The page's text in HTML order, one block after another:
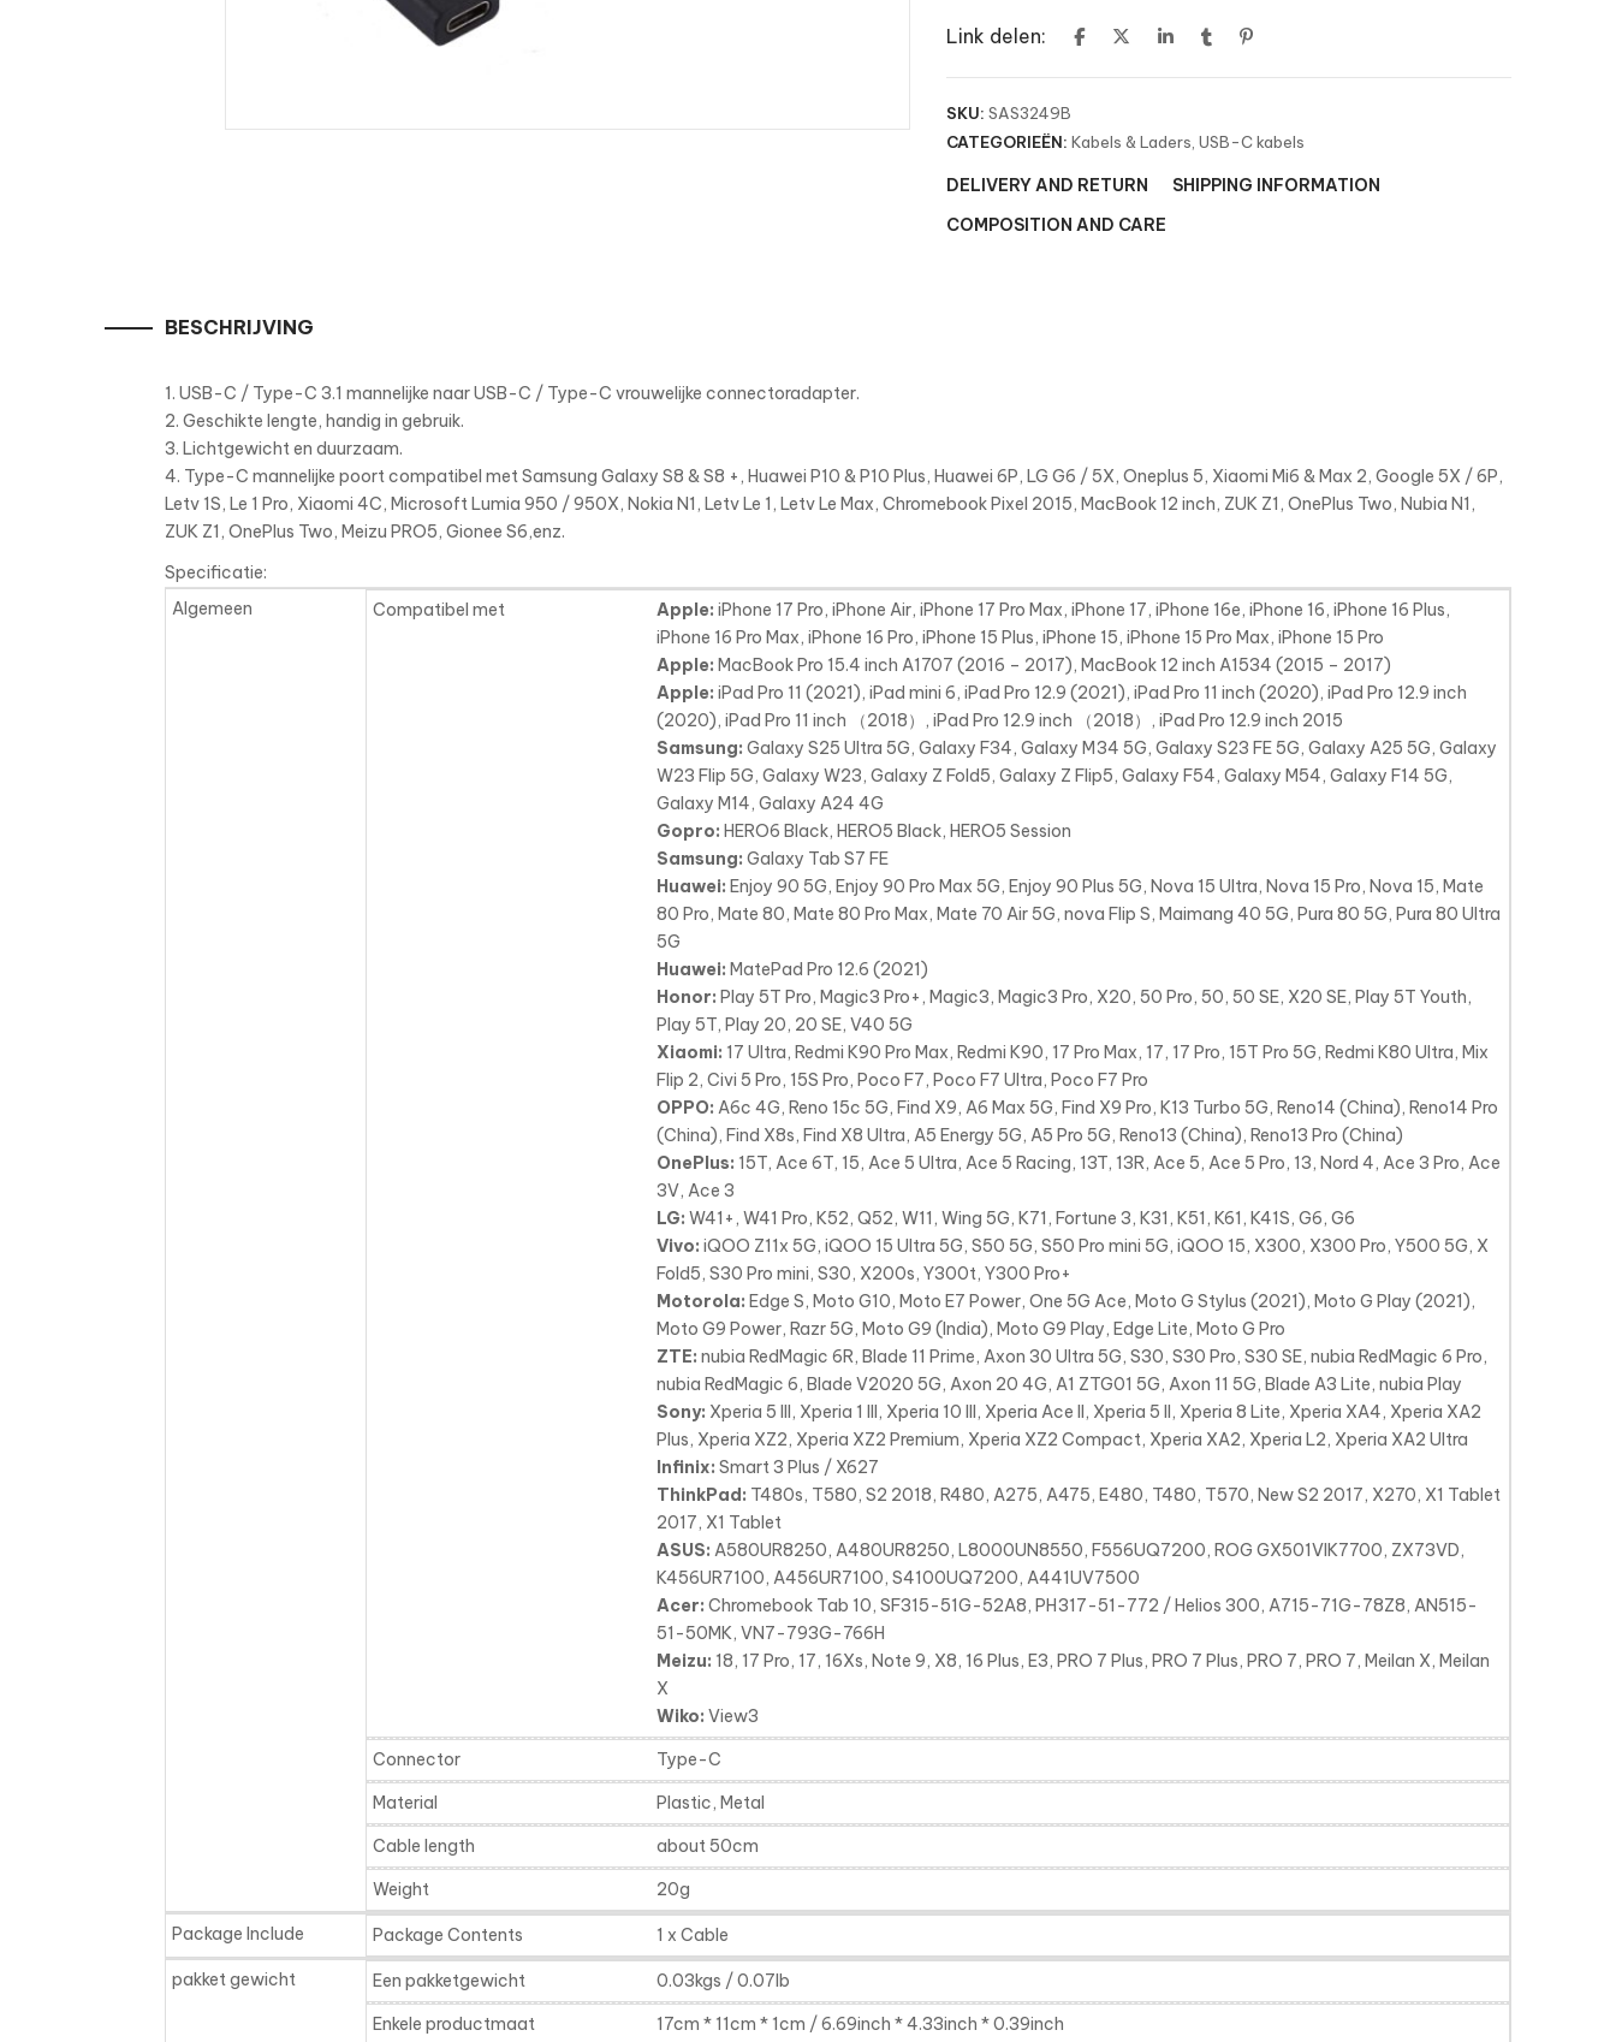
Link delen:
SKU: SAS3249B
CATEGORIEËN: Kabels & Laders USB-C kabels
DELIVERY AND RETURN
SHIPPING INFORMATION
COMPOSITION AND CARE
BESCHRIJVING
1. USB-C / Type-C 3.1 mannelijke naar USB-C / Type-C vrouwelijke connectoradapter.
2. Geschikte lengte, handig in gebruik.
3. Lichtgewicht en duurzaam.
4. Type-C mannelijke poort compatibel met Samsung Galaxy S8 & S8 +, Huawei P10 & P10 Plus, Huawei 6P, LG G6 / 5X, Oneplus 5, Xiaomi Mi6 & Max 2, Google 5X / 6P,
Letv 1S, Le 1 Pro, Xiaomi 4C, Microsoft Lumia 950 / 950X, Nokia N1, Letv Le 1, Letv Le Max, Chromebook Pixel 2015, MacBook 12 inch, ZUK Z1, OnePlus Two, Nubia N1,
ZUK Z1, OnePlus Two, Meizu PRO5, Gionee S6,enz.
Specificatie:
Algemeen
Compatibel met Apple: iPhone 17 Pro, iPhone Air, iPhone 17 Pro Max, iPhone 17, iPhone 16e, iPhone 16, iPhone 16 Plus,
iPhone 16 Pro Max, iPhone 16 Pro, iPhone 15 Plus, iPhone 15, iPhone 15 Pro Max, iPhone 15 Pro
Apple: MacBook Pro 15.4 inch A1707 (2016 – 2017), MacBook 12 inch A1534 (2015 – 2017)
Apple: iPad Pro 11 (2021), iPad mini 6, iPad Pro 12.9 (2021), iPad Pro 11 inch (2020), iPad Pro 12.9 inch
(2020), iPad Pro 11 inch （2018）, iPad Pro 12.9 inch （2018）, iPad Pro 12.9 inch 2015
Samsung: Galaxy S25 Ultra 5G, Galaxy F34, Galaxy M34 5G, Galaxy S23 FE 5G, Galaxy A25 5G, Galaxy
W23 Flip 5G, Galaxy W23, Galaxy Z Fold5, Galaxy Z Flip5, Galaxy F54, Galaxy M54, Galaxy F14 5G,
Galaxy M14, Galaxy A24 4G
Gopro: HERO6 Black, HERO5 Black, HERO5 Session
Samsung: Galaxy Tab S7 FE
Huawei: Enjoy 90 5G, Enjoy 90 Pro Max 5G, Enjoy 90 Plus 5G, Nova 15 Ultra, Nova 15 Pro, Nova 15, Mate
80 Pro, Mate 80, Mate 80 Pro Max, Mate 70 Air 5G, nova Flip S, Maimang 40 5G, Pura 80 5G, Pura 80 Ultra
5G
Huawei: MatePad Pro 12.6 (2021)
Honor: Play 5T Pro, Magic3 Pro+, Magic3, Magic3 Pro, X20, 50 Pro, 50, 50 SE, X20 SE, Play 5T Youth,
Play 5T, Play 20, 20 SE, V40 5G
Xiaomi: 17 Ultra, Redmi K90 Pro Max, Redmi K90, 17 Pro Max, 17, 17 Pro, 15T Pro 5G, Redmi K80 Ultra, Mix
Flip 2, Civi 5 Pro, 15S Pro, Poco F7, Poco F7 Ultra, Poco F7 Pro
OPPO: A6c 4G, Reno 15c 5G, Find X9, A6 Max 5G, Find X9 Pro, K13 Turbo 5G, Reno14 (China), Reno14 Pro
(China), Find X8s, Find X8 Ultra, A5 Energy 5G, A5 Pro 5G, Reno13 (China), Reno13 Pro (China)
OnePlus: 15T, Ace 6T, 15, Ace 5 Ultra, Ace 5 Racing, 13T, 13R, Ace 5, Ace 5 Pro, 13, Nord 4, Ace 3 Pro, Ace
3V, Ace 3
LG: W41+, W41 Pro, K52, Q52, W11, Wing 5G, K71, Fortune 3, K31, K51, K61, K41S, G6, G6
Vivo: iQOO Z11x 5G, iQOO 15 Ultra 5G, S50 5G, S50 Pro mini 5G, iQOO 15, X300, X300 Pro, Y500 5G, X
Fold5, S30 Pro mini, S30, X200s, Y300t, Y300 Pro+
Motorola: Edge S, Moto G10, Moto E7 Power, One 5G Ace, Moto G Stylus (2021), Moto G Play (2021),
Moto G9 Power, Razr 5G, Moto G9 (India), Moto G9 Play, Edge Lite, Moto G Pro
ZTE: nubia RedMagic 6R, Blade 11 Prime, Axon 30 Ultra 5G, S30, S30 Pro, S30 SE, nubia RedMagic 6 Pro,
nubia RedMagic 6, Blade V2020 5G, Axon 20 4G, A1 ZTG01 5G, Axon 11 5G, Blade A3 Lite, nubia Play
Sony: Xperia 5 III, Xperia 1 III, Xperia 10 III, Xperia Ace II, Xperia 5 II, Xperia 8 Lite, Xperia XA4, Xperia XA2
Plus, Xperia XZ2, Xperia XZ2 Premium, Xperia XZ2 Compact, Xperia XA2, Xperia L2, Xperia XA2 Ultra
Infinix: Smart 3 Plus / X627
ThinkPad: T480s, T580, S2 2018, R480, A275, A475, E480, T480, T570, New S2 2017, X270, X1 Tablet
2017, X1 Tablet
ASUS: A580UR8250, A480UR8250, L8000UN8550, F556UQ7200, ROG GX501VIK7700, ZX73VD,
K456UR7100, A456UR7100, S4100UQ7200, A441UV7500
Acer: Chromebook Tab 10, SF315-51G-52A8, PH317-51-772 / Helios 300, A715-71G-78Z8, AN515-
51-50MK, VN7-793G-766H
Meizu: 18, 17 Pro, 17, 16Xs, Note 9, X8, 16 Plus, E3, PRO 7 Plus, PRO 7 Plus, PRO 7, PRO 7, Meilan X, Meilan
X
Wiko: View3
Connector
Type-C
Material
Plastic, Metal
Cable length
about 50cm
Weight
20g
Package Include Package Contents 1 x Cable
pakket gewicht Een pakketgewicht
0.03kgs / 0.07lb
Enkele productmaat
17cm * 11cm * 1cm / 6.69inch * 4.33inch * 0.39inch